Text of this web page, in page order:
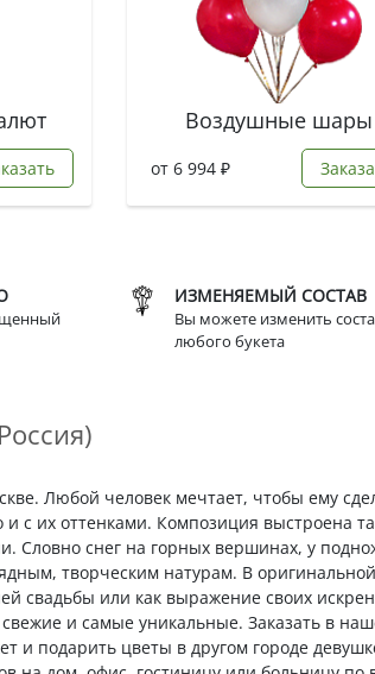
Воздушные шары
от 6 994 ₽
ИЗМЕНЯЕМЫЙ СОСТАВ
Вы можете изменить
любого букета
Любой человек мечтает, чтобы ему
с их оттенками. Композиция выстроена
снег на горных вершинах, у
творческим натурам. В
свадьбы или как выражение своих
и самые уникальные. Заказать в
и подарить цветы в другом городе